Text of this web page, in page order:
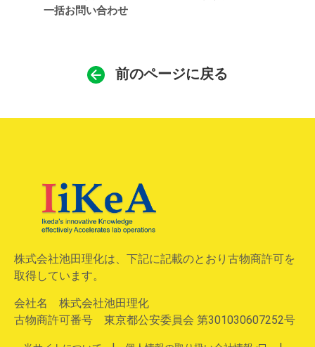
一括お問い合わせ
前のページに戻る
株式会社池田理化は、下記に記載のとおり古物商許可を
取得しています。
会社名 株式会社池田理化
古物商許可番号 東京都公安委員会 第301030607252号